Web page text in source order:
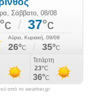
από το weather.gr